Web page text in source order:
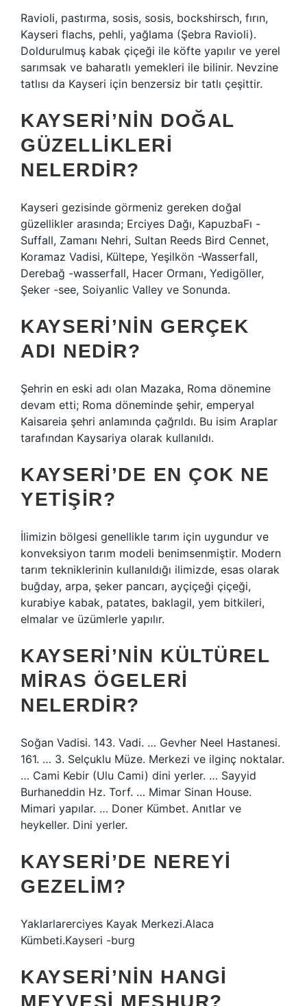
Ravioli, pastırma, sosis, sosis, bockshirsch, fırın,
Kayseri flachs, pehli, yağlama (Şebra Ravioli).
Doldurulmuş kabak çiçeği ile köfte yapılır ve yerel
sarımsak ve baharatlı yemekleri ile bilinir. Nevzine
tatlısı da Kayseri için benzersiz bir tatlı çeşittir.
KAYSERI’NIN DOĞAL
GÜZELLIKLERI
NELERDIR?
Kayseri gezisinde görmeniz gereken doğal
güzellikler arasında; Erciyes Dağı, KapuzbaFı -
Suffall, Zamanı Nehri, Sultan Reeds Bird Cennet,
Koramaz Vadisi, Kültepe, Yeşilkön -Wasserfall,
Derebağ -wasserfall, Hacer Ormanı, Yedigöller,
Şeker -see, Soiyanlic Valley ve Sonunda.
KAYSERI’NIN GERÇEK
ADI NEDIR?
Şehrin en eski adı olan Mazaka, Roma dönemine
devam etti; Roma döneminde şehir, emperyal
Kaisareia şehri anlamında çağrıldı. Bu isim Araplar
tarafından Kaysariya olarak kullanıldı.
KAYSERI’DE EN ÇOK NE
YETIŞIR?
İlimizin bölgesi genellikle tarım için uygundur ve
konveksiyon tarım modeli benimsenmiştir. Modern
tarım tekniklerinin kullanıldığı ilimizde, esas olarak
buğday, arpa, şeker pancarı, ayçiçeği çiçeği,
kurabiye kabak, patates, baklagil, yem bitkileri,
elmalar ve üzümlerle yapılır.
KAYSERI’NIN KÜLTÜREL
MIRAS ÖGELERI
NELERDIR?
Soğan Vadisi. 143. Vadi. … Gevher Neel Hastanesi.
161. … 3. Selçuklu Müze. Merkezi ve ilginç noktalar.
… Cami Kebir (Ulu Cami) dini yerler. … Sayyid
Burhaneddin Hz. Torf. … Mimar Sinan House.
Mimari yapılar. … Doner Kümbet. Anıtlar ve
heykeller. Dini yerler.
KAYSERI’DE NEREYI
GEZELIM?
Yaklarlarerciyes Kayak Merkezi.Alaca
Kümbeti.Kayseri -burg
KAYSERI’NIN HANGI
MEYVESI MEŞHUR?